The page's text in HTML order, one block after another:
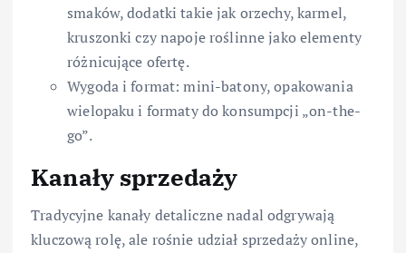
smaków, dodatki takie jak orzechy, karmel,
kruszonki czy napoje roślinne jako elementy
różnicujące ofertę.
Wygoda i format: mini-batony, opakowania
wielopaku i formaty do konsumpcji „on-the-
go”.
Kanały sprzedaży
Tradycyjne kanały detaliczne nadal odgrywają
kluczową rolę, ale rośnie udział sprzedaży online,